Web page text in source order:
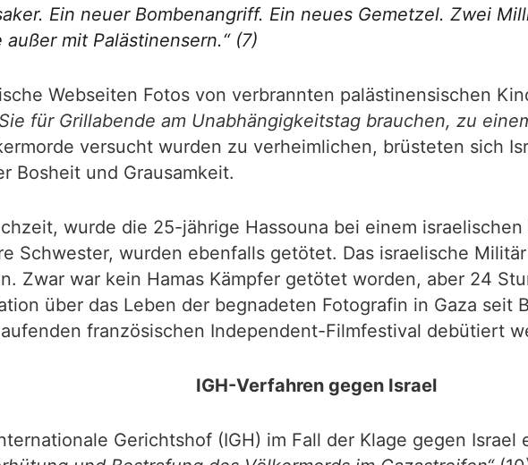
Ein neuer Bombenangriff. Ein neues Gemetzel. Zwei
mit Palästinensern.“(7)
Webseiten Fotos von verbrannten palästinensischen
für Grillabende am Unabhängigkeitstag brauchen, zu
versucht wurden zu verheimlichen, brüsteten sich
Bosheit und Grausamkeit.
wurde die 25-jährige Hassouna bei einem
Schwester, wurden ebenfalls getötet. Das israelische
Zwar war kein Hamas Kämpfer getötet worden, aber 24
über das Leben der begnadeten Fotografin in Gaza seit
französischen Independent-Filmfestival debütiert
IGH-Verfahren gegen Israel
Gerichtshof (IGH) im Fall der Klage gegen Israel